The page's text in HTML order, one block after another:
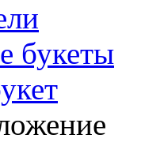
букеты